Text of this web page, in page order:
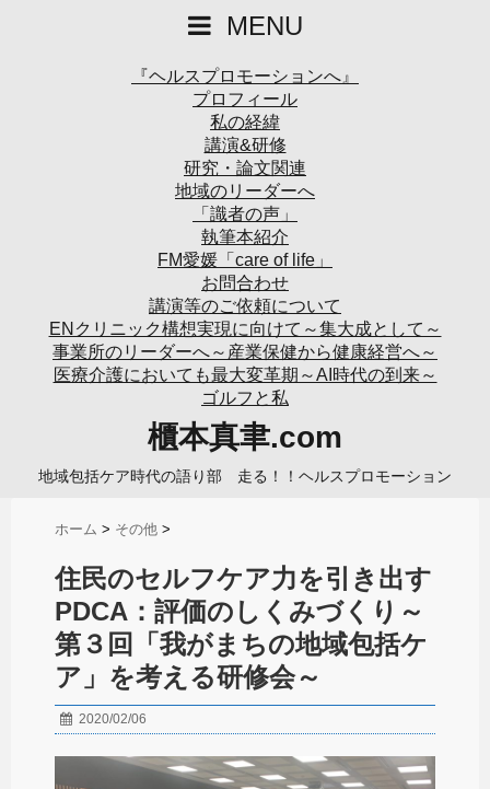
MENU
『ヘルスプロモーションへ』
プロフィール
私の経緯
講演&研修
研究・論文関連
地域のリーダーへ
「識者の声」
執筆本紹介
FM愛媛「care of life」
お問合わせ
講演等のご依頼について
ENクリニック構想実現に向けて～集大成として～
事業所のリーダーへ～産業保健から健康経営へ～
医療介護においても最大変革期～AI時代の到来～
ゴルフと私
櫃本真聿.com
地域包括ケア時代の語り部 走る！！ヘルスプロモーション
ホーム > その他 >
住民のセルフケア力を引き出す
PDCA：評価のしくみづくり～
第３回「我がまちの地域包括ケ
ア」を考える研修会～
2020/02/06